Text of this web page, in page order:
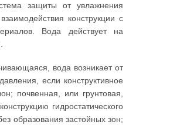
защиты от увлажнения
конструкции с
Вода действует на
вода возникает от
если конструктивное
почвенная, или грунтовая,
гидростатического
образования застойных зон;